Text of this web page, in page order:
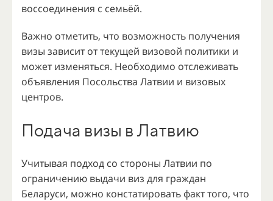
воссоединения с семьёй.
Важно отметить, что возможность получения
визы зависит от текущей визовой политики и
может изменяться. Необходимо отслеживать
объявления Посольства Латвии и визовых
центров.
Подача визы в Латвию
Учитывая подход со стороны Латвии по
ограничению выдачи виз для граждан
Беларуси, можно констатировать факт того, что